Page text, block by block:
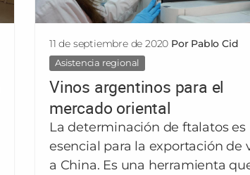
11 de septiembre de 2020 Por Pablo Cid
Asistencia regional
Vinos argentinos para el
mercado oriental
La determinación de ftalatos es
esencial para la exportación de
a China. Es una herramienta